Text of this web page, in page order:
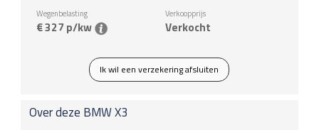
Wegenbelasting
€ 327 p/kw
Verkoopprijs
Verkocht
Ik wil een verzekering afsluiten
Over deze BMWX3